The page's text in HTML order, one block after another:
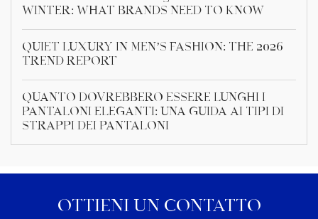
Winter: What Brands Need to Know
Quiet Luxury in Men’s Fashion: The 2026
Trend Report
Quanto dovrebbero essere lunghi i
pantaloni eleganti: una guida ai tipi di
strappi dei pantaloni
OTTIENI UN CONTATTO